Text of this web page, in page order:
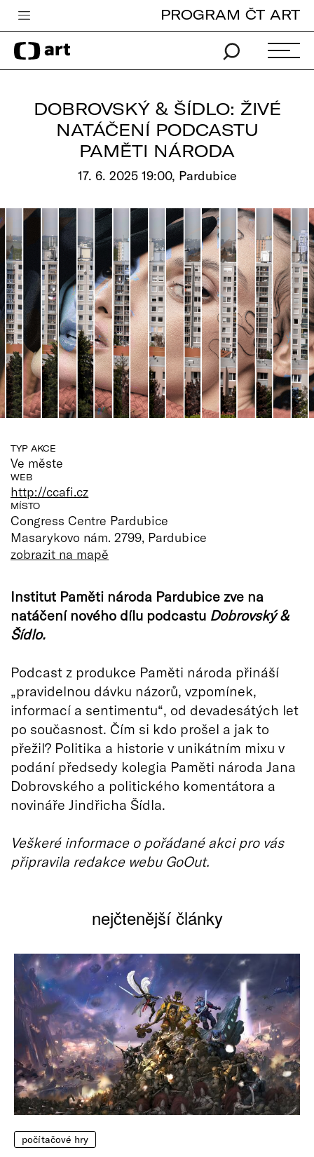
Česká televize
Zpravodajství
edu
Vše o ČT
PROGRAM ČT ART
DOBROVSKÝ & ŠÍDLO: ŽIVÉ
NATÁČENÍ PODCASTU
PAMĚTI NÁRODA
17. 6. 2025 19:00, Pardubice
TYP AKCE
Ve měste
WEB
http://ccafi.cz
MÍSTO
Congress Centre Pardubice
Masarykovo nám. 2799, Pardubice
zobrazit na mapě
Institut Paměti národa Pardubice zve na
natáčení nového dílu podcastu Dobrovský &
Šídlo.
Podcast z produkce Paměti národa přináší
„pravidelnou dávku názorů, vzpomínek,
informací a sentimentu“, od devadesátých let
po současnost. Čím si kdo prošel a jak to
přežil? Politika a historie v unikátním mixu v
podání předsedy kolegia Paměti národa Jana
Dobrovského a politického komentátora a
novináře Jindřicha Šídla.
Veškeré informace o pořádané akci pro vás
připravila redakce webu GoOut.
nejčtenější články
počítačové hry